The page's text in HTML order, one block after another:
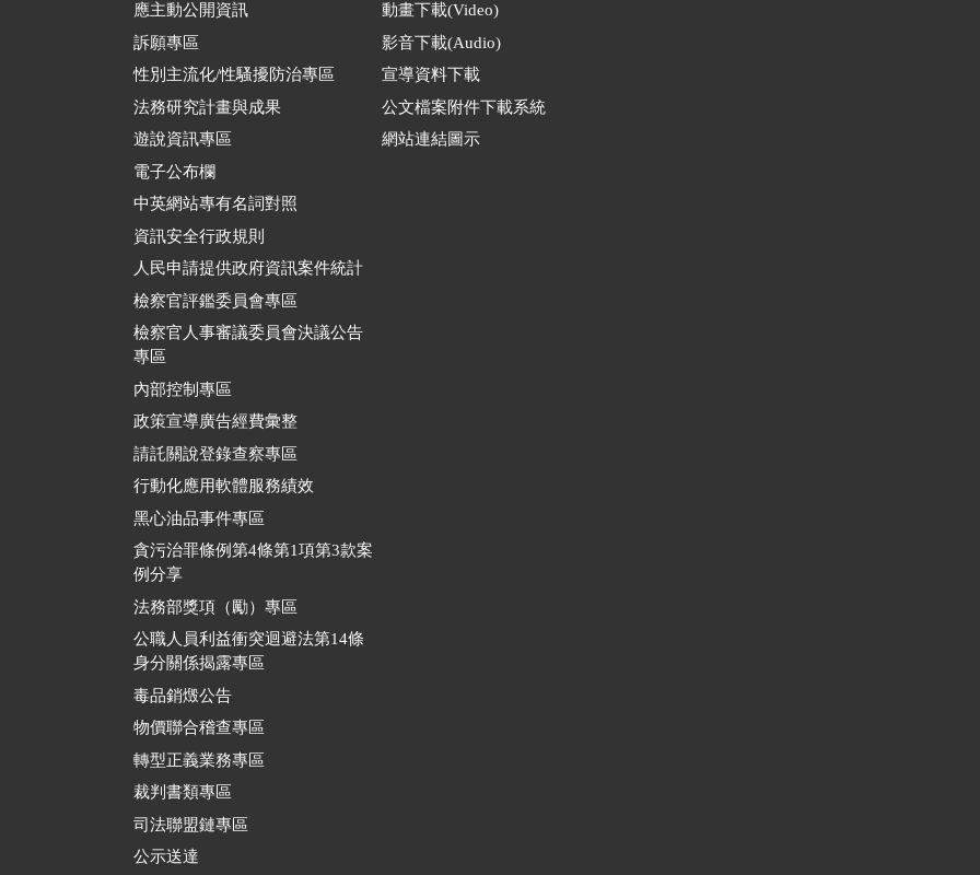
應主動公開資訊
訴願專區
性別主流化/性騷擾防治專區
法務研究計畫與成果
遊說資訊專區
電子公布欄
中英網站專有名詞對照
資訊安全行政規則
人民申請提供政府資訊案件統計
檢察官評鑑委員會專區
檢察官人事審議委員會決議公告
專區
內部控制專區
政策宣導廣告經費彙整
請託關說登錄查察專區
行動化應用軟體服務績效
黑心油品事件專區
貪污治罪條例第4條第1項第3款案
例分享
法務部獎項（勵）專區
公職人員利益衝突迴避法第14條
身分關係揭露專區
毒品銷燬公告
物價聯合稽查專區
轉型正義業務專區
裁判書類專區
司法聯盟鏈專區
公示送達
動畫下載(Video)
影音下載(Audio)
宣導資料下載
公文檔案附件下載系統
網站連結圖示